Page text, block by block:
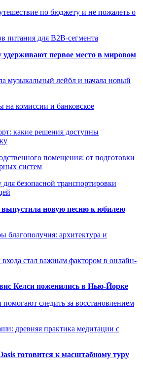
по бюджету и не пожалеть о
питания для B2B-сегмента
первое место в мировом
музыкальный лейбл и начала новый
на комиссии и банковское
какие решения доступны
помещения: от подготовки
систем
безопасной транспортировки
выпустила новую песню к юбилею
благополучия: архитектура и
стал важным фактором в онлайн-
Келси поженились в Нью-Йорке
следить за восстановлением
древняя практика медитации с
готовится к масштабному туру